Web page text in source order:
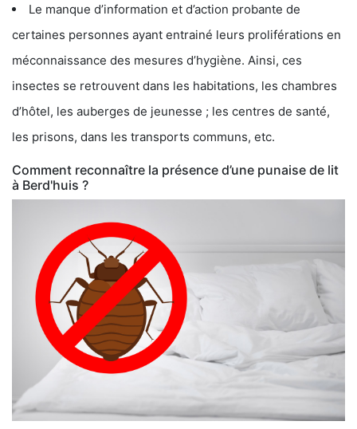
Le manque d’information et d’action probante de
certaines personnes ayant entrainé leurs proliférations en
méconnaissance des mesures d’hygiène. Ainsi, ces
insectes se retrouvent dans les habitations, les chambres
d’hôtel, les auberges de jeunesse ; les centres de santé,
les prisons, dans les transports communs, etc.
Comment reconnaître la présence d’une punaise de lit
à Berd'huis ?